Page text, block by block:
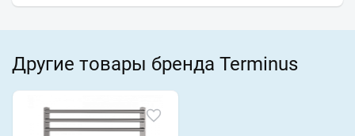
Другие товары бренда Terminus